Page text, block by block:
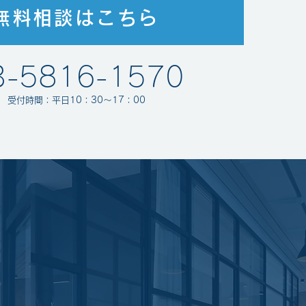
料相談はこちら
5816-1570
受付時間：平日10：30～17：00